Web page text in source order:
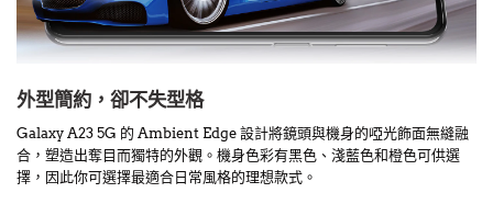
外型簡約，卻不失型格
Galaxy A23 5G 的 Ambient Edge 設計將鏡頭與機身的啞光飾面無縫融
合，塑造出奪目而獨特的外觀。機身色彩有黑色、淺藍色和橙色可供選
擇，因此你可選擇最適合日常風格的理想款式。